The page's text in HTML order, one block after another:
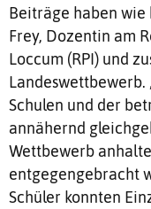
Beiträge haben wie
Frey, Dozentin am
Loccum (RPI) und
Schulen und der
annähernd
Wettbewerb
entgegengebracht
Schüler konnten